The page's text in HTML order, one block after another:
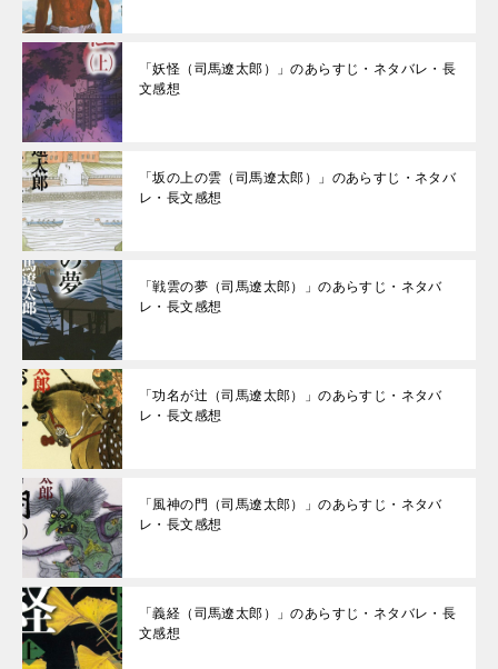
「妖怪（司馬遼太郎）」のあらすじ・ネタバレ・長
文感想
「坂の上の雲（司馬遼太郎）」のあらすじ・ネタバ
レ・長文感想
「戦雲の夢（司馬遼太郎）」のあらすじ・ネタバ
レ・長文感想
「功名が辻（司馬遼太郎）」のあらすじ・ネタバ
レ・長文感想
「風神の門（司馬遼太郎）」のあらすじ・ネタバ
レ・長文感想
「義経（司馬遼太郎）」のあらすじ・ネタバレ・長
文感想